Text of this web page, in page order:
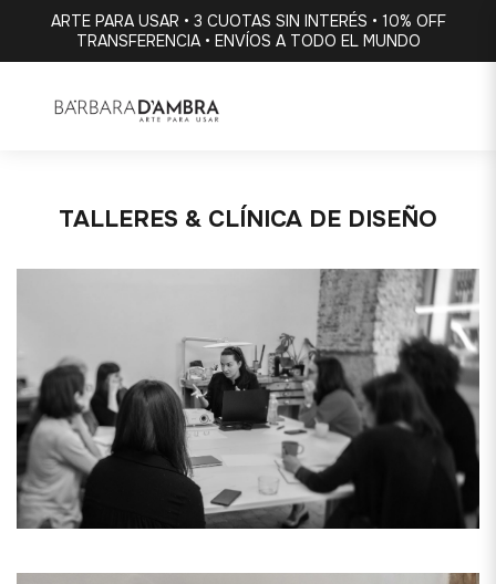
ARTE PARA USAR • 3 CUOTAS SIN INTERÉS • 10% OFF
TRANSFERENCIA • ENVÍOS A TODO EL MUNDO
TALLERES & CLÍNICA DE DISEÑO